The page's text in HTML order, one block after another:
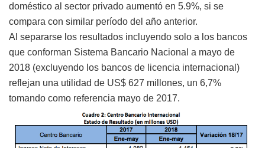
doméstico al sector privado aumentó en 5.9%, si se
compara con similar período del año anterior.
Al separarse los resultados incluyendo solo a los bancos
que conforman Sistema Bancario Nacional a mayo de
2018 (excluyendo los bancos de licencia internacional)
reflejan una utilidad de US$ 627 millones, un 6,7%
tomando como referencia mayo de 2017.